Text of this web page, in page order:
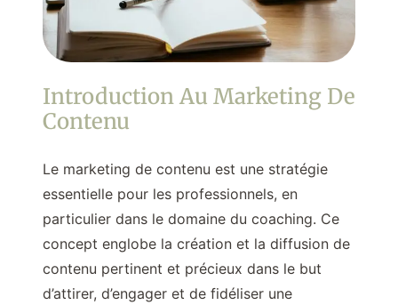
Introduction Au Marketing De
Contenu
Le marketing de contenu est une stratégie
essentielle pour les professionnels, en
particulier dans le domaine du coaching. Ce
concept englobe la création et la diffusion de
contenu pertinent et précieux dans le but
d’attirer, d’engager et de fidéliser une